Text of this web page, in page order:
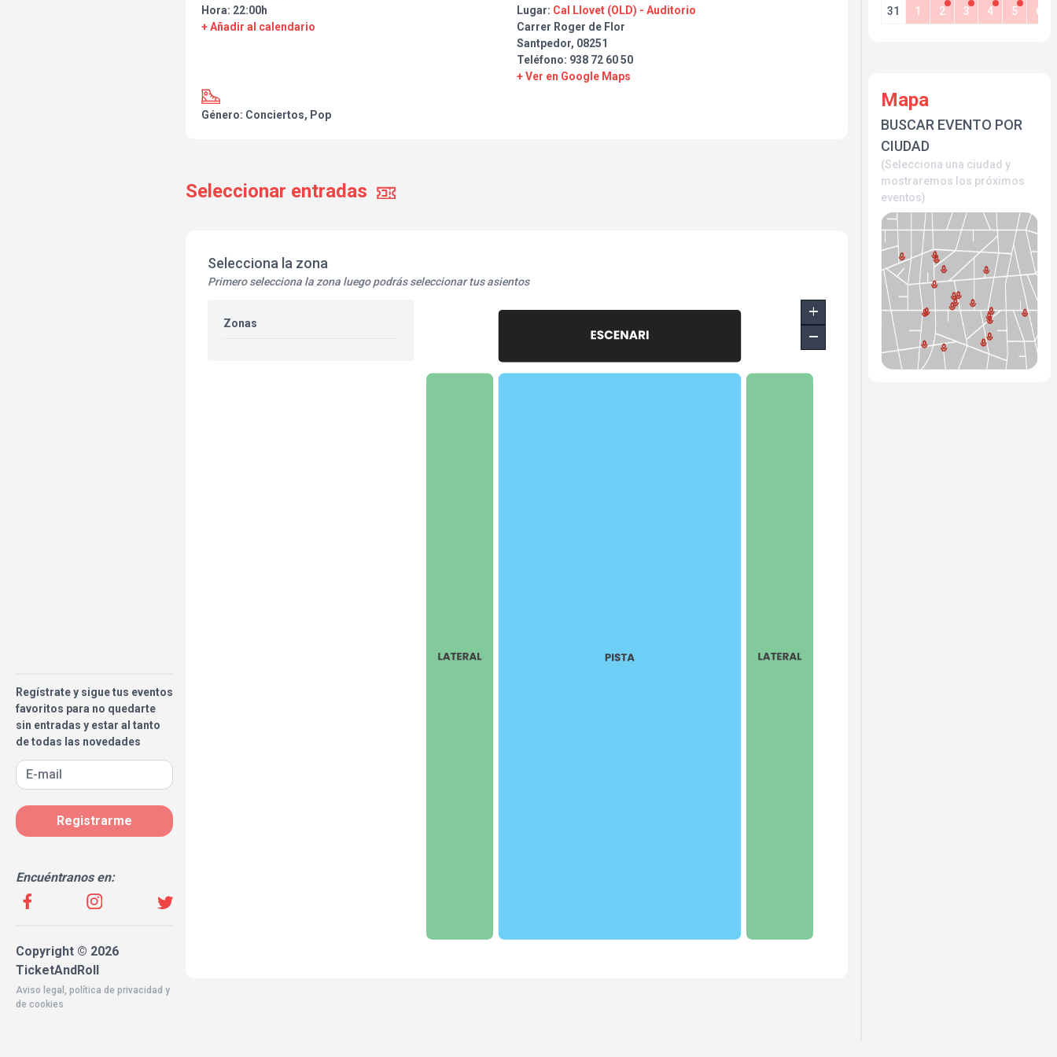
Regístrate y sigue tus eventos
favoritos para no quedarte
sin entradas y estar al tanto
de todas las novedades
Registrarme
Encuéntranos en:
Copyright © 2026
TicketAndRoll
Aviso legal , política de privacidad y
de cookies
Van Gogh a través de la seva música.
Un concert on es repassen les diferents èpoques de la
mítica banda, des d' Amaia Montero fins a Leire Martínez,
fent un viatge a través de totes les seves cançons.
Aquesta formació reprodueix de manera fidel els temes
més representatius de La Oreja de Van Gogh
Seleccionar entradas
Selecciona la zona
Primero selecciona la zona luego podrás seleccionar tus asientos
Zonas
Hora: 22:00h
+ Añadir al calendario
Lugar: Cal Llovet (OLD) - Auditorio
Carrer Roger de Flor
Santpedor, 08251
Teléfono: 938 72 60 50
+ Ver en Google Maps
Género: Conciertos, Pop
31 1 2 3 4 5 6
Mapa
BUSCAR EVENTO POR
CIUDAD
(Selecciona una ciudad y
mostraremos los próximos
eventos)